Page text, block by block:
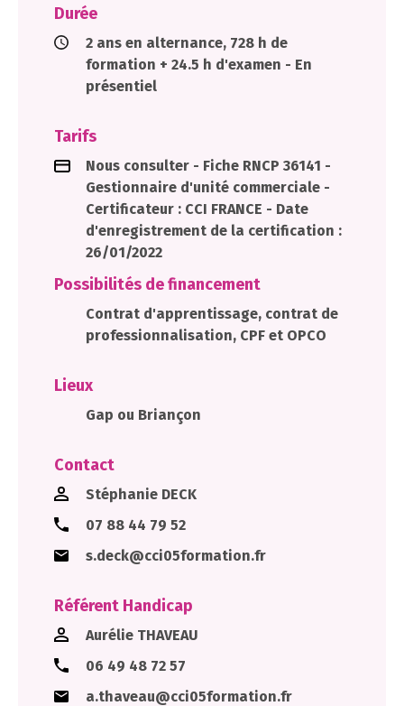
Durée
2 ans en alternance, 728 h de
formation + 24.5 h d'examen - En
présentiel
Tarifs
Nous consulter - Fiche RNCP 36141 -
Gestionnaire d'unité commerciale -
Certificateur : CCI FRANCE - Date
d'enregistrement de la certification :
26/01/2022
Possibilités de financement
Contrat d'apprentissage, contrat de
professionnalisation, CPF et OPCO
Lieux
Gap ou Briançon
Contact
Stéphanie DECK
07 88 44 79 52
s.deck@cci05formation.fr
Référent Handicap
Aurélie THAVEAU
06 49 48 72 57
a.thaveau@cci05formation.fr